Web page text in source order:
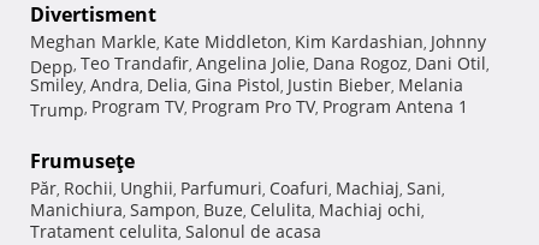
Divertisment
Meghan Markle, Kate Middleton, Kim Kardashian, Johnny
Depp, Teo Trandafir, Angelina Jolie, Dana Rogoz, Dani Otil,
Smiley, Andra, Delia, Gina Pistol, Justin Bieber, Melania
Trump, Program TV, Program Pro TV, Program Antena 1
Frumuseţe
Păr, Rochii, Unghii, Parfumuri, Coafuri, Machiaj, Sani,
Manichiura, Sampon, Buze, Celulita, Machiaj ochi,
Tratament celulita, Salonul de acasa